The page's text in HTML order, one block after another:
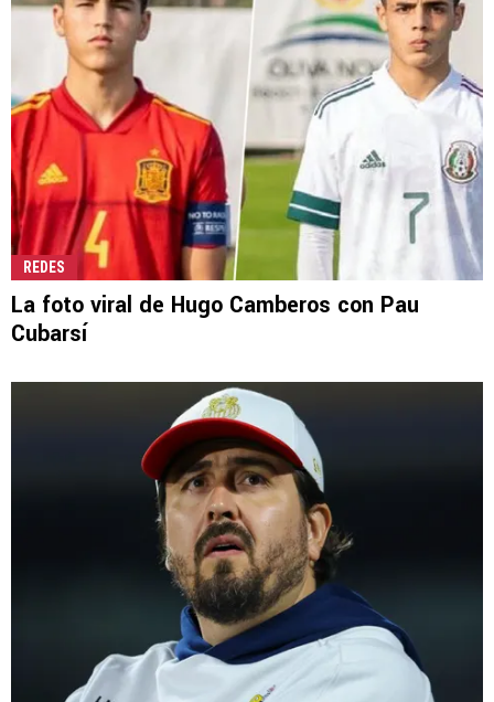
REDES
La foto viral de Hugo Camberos con Pau
Cubarsí